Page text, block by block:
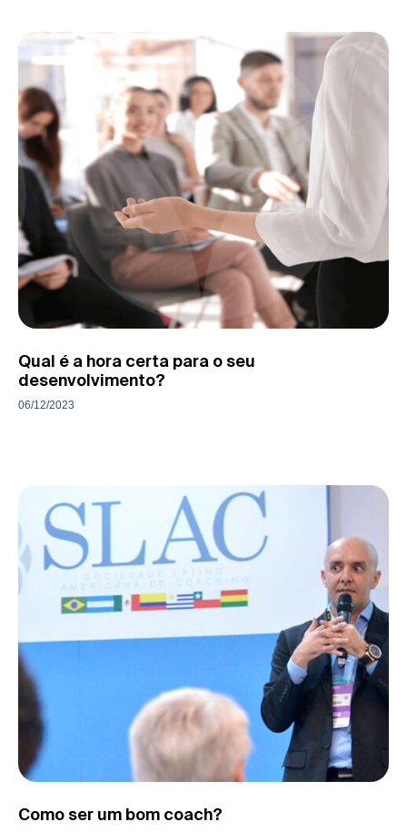
Qual é a hora certa para o seu
desenvolvimento?
06/12/2023
Como ser um bom coach?